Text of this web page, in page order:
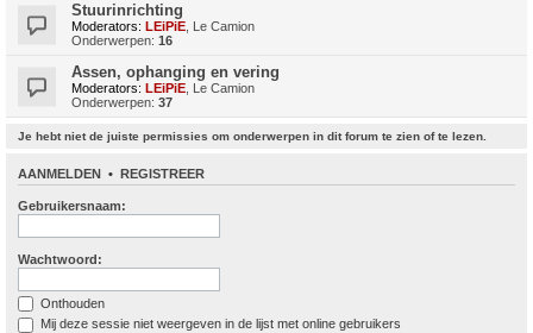
Stuurinrichting
Moderators: LEiPiE Le Camion
Onderwerpen: 16
Assen, ophanging en vering
Moderators: LEiPiE Le Camion
Onderwerpen: 37
Je hebt niet de juiste permissies om onderwerpen in dit forum te zien of te lezen.
AANMELDEN • REGISTREER
Gebruikersnaam:
Wachtwoord:
Onthouden
Mij deze sessie niet weergeven in de lijst met online gebruikers